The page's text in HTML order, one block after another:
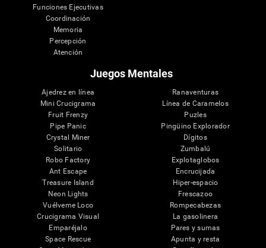
Funciones Ejecutivas
Coordinación
Memoria
Percepción
Atención
Juegos Mentales
Ajedrez en línea
Mini Crucigrama
Fruit Frenzy
Pipe Panic
Crystal Miner
Solitario
Robo Factory
Ant Escape
Treasure Island
Neon Lights
Vuélveme Loco
Crucigrama Visual
Emparéjalo
Space Rescue
Ranaventuras
Línea de Caramelos
Puzles
Pingüino Explorador
Dígitos
Zumbalú
Explotaglobos
Encrucijada
Hiper-espacio
Frescazoo
Rompecabezas
La gasolinera
Pares y sumas
Apunta y resta